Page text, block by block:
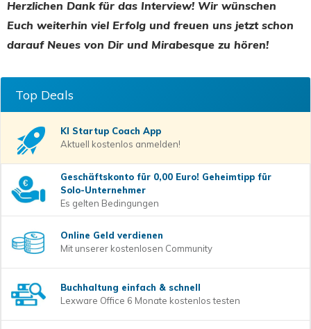
Herzlichen Dank für das Interview! Wir wünschen
Euch weiterhin viel Erfolg und freuen uns jetzt schon
darauf Neues von Dir und Mirabesque zu hören!
Top Deals
KI Startup Coach App
Aktuell kostenlos anmelden!
Geschäftskonto für 0,00 Euro! Geheimtipp für
Solo-Unternehmer
Es gelten Bedingungen
Online Geld verdienen
Mit unserer kostenlosen Community
Buchhaltung einfach & schnell
Lexware Office 6 Monate kostenlos testen